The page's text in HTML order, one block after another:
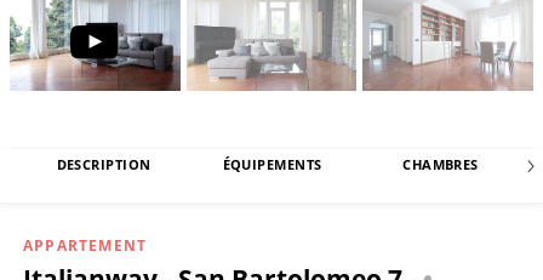
DESCRIPTION ÉQUIPEMENTS CHAMBRES
APPARTEMENT